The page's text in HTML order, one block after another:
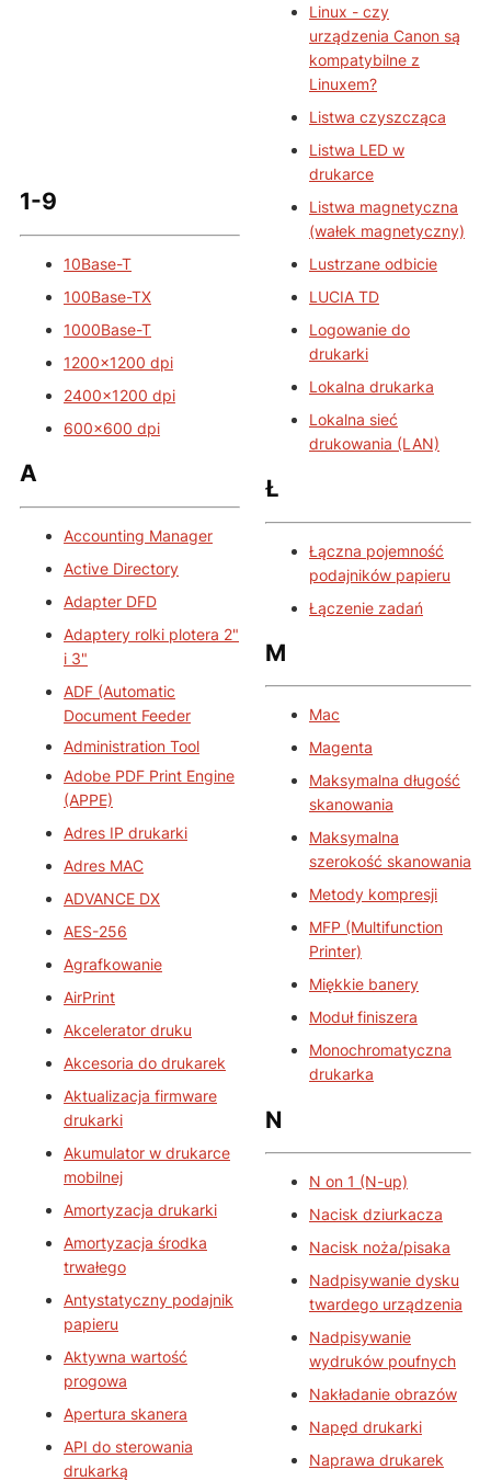
1-9
10Base-T
100Base-TX
1000Base-T
1200×1200 dpi
2400×1200 dpi
600×600 dpi
A
Accounting Manager
Active Directory
Adapter DFD
Adaptery rolki plotera 2"
i 3"
ADF (Automatic
Document Feeder
Administration Tool
Adobe PDF Print Engine
(APPE)
Adres IP drukarki
Adres MAC
ADVANCE DX
AES-256
Agrafkowanie
AirPrint
Akcelerator druku
Akcesoria do drukarek
Aktualizacja firmware
drukarki
Akumulator w drukarce
mobilnej
Amortyzacja drukarki
Amortyzacja środka
trwałego
Antystatyczny podajnik
papieru
Aktywna wartość
progowa
Apertura skanera
API do sterowania
drukarką
Linux - czy
urządzenia Canon są
kompatybilne z
Linuxem?
Listwa czyszcząca
Listwa LED w
drukarce
Listwa magnetyczna
(wałek magnetyczny)
Lustrzane odbicie
LUCIA TD
Logowanie do
drukarki
Lokalna drukarka
Lokalna sieć
drukowania (LAN)
Ł
Łączna pojemność
podajników papieru
Łączenie zadań
M
Mac
Magenta
Maksymalna długość
skanowania
Maksymalna
szerokość skanowania
Metody kompresji
MFP (Multifunction
Printer)
Miękkie banery
Moduł finiszera
Monochromatyczna
drukarka
N
N on 1 (N-up)
Nacisk dziurkacza
Nacisk noża/pisaka
Nadpisywanie dysku
twardego urządzenia
Nadpisywanie
wydruków poufnych
Nakładanie obrazów
Napęd drukarki
Naprawa drukarek